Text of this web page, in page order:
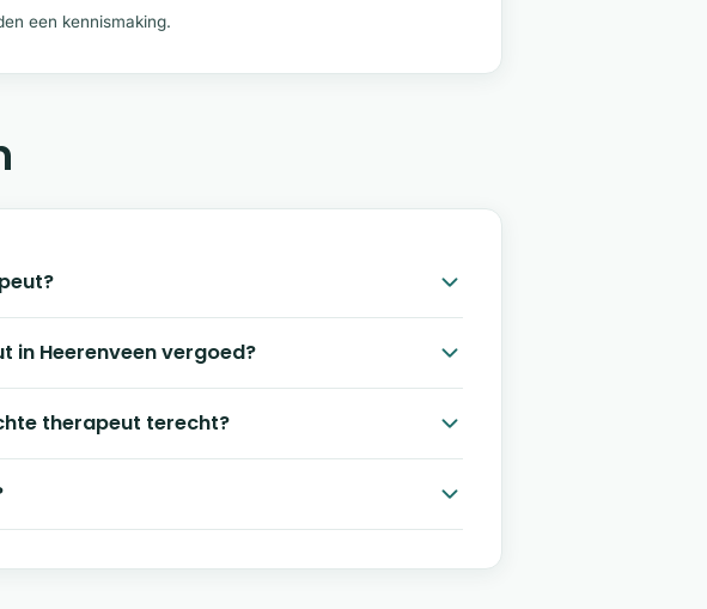
een kennismaking.
in Heerenveen vergoed?
therapeut terecht?